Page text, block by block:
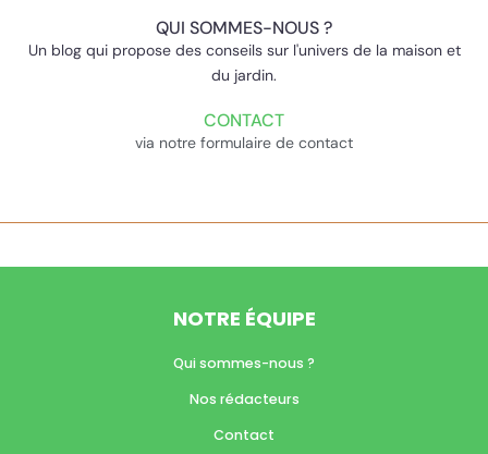
QUI SOMMES-NOUS ?
Un blog qui propose des conseils sur l'univers de la maison et
du jardin.
CONTACT
via notre formulaire de contact
NOTRE ÉQUIPE
Qui sommes-nous ?
Nos rédacteurs
Contact